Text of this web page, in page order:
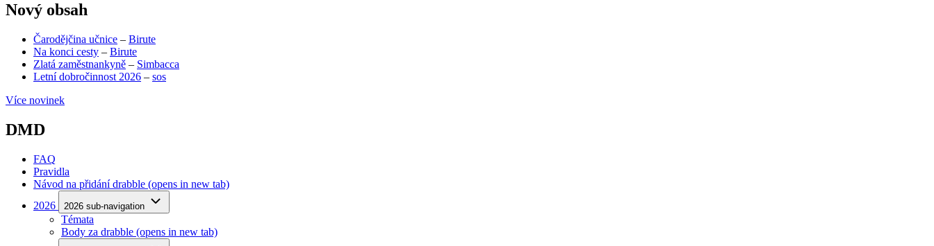
Nový obsah
Čarodějčina učnice – Birute
Na konci cesty – Birute
Zlatá zaměstnankyně – Simbacca
Letní dobročinnost 2026 – sos
Více novinek
DMD
FAQ
Pravidla
Návod na přidání drabble (opens in new tab)
2026
2026 sub-navigation
Témata
Body za drabble (opens in new tab)